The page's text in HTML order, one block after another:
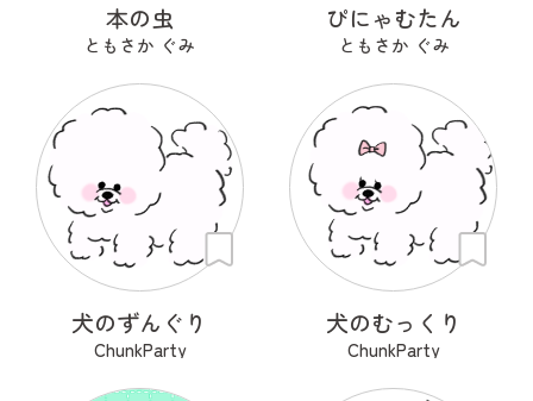
本の虫
ともさか ぐみ
ぴにゃむたん
ともさか ぐみ
犬のずんぐり
ChunkParty
犬のむっくり
ChunkParty